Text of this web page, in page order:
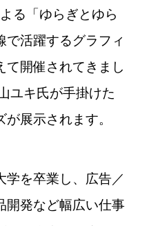
る「ゆらぎとゆら
で活躍するグラフィ
て開催されてきまし
ユキ氏が手掛けた
展示されます。
学を卒業し、広告／
開発など幅広い仕事